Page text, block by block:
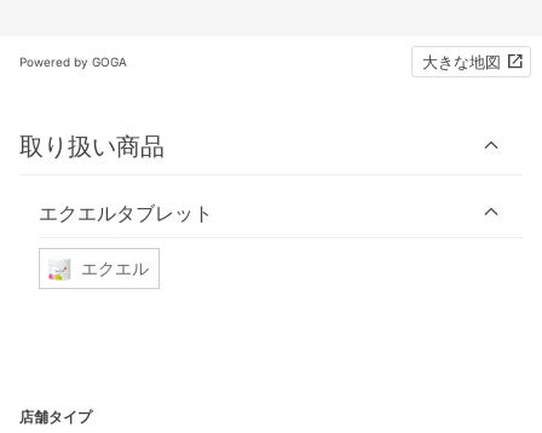
Powered by GOGA 大きな地図
取り扱い商品
エクエルタブレット
エクエル
店舗タイプ